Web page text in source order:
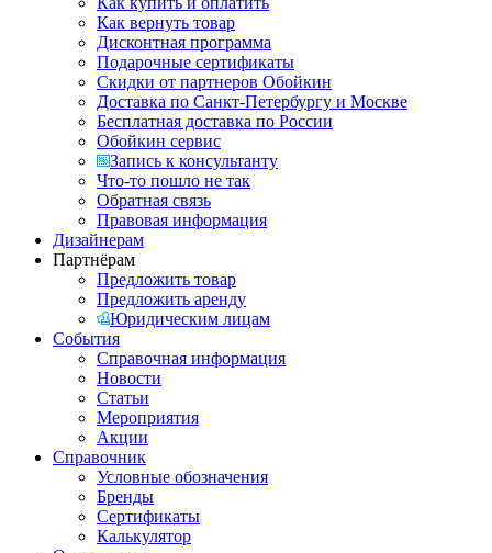
Как вернуть товар
Дисконтная программа
Подарочные сертификаты
Скидки от партнеров Обойкин
Доставка по Санкт-Петербургу и Москве
Бесплатная доставка по России
Обойкин сервис
Запись к консультанту
Что-то пошло не так
Обратная связь
Правовая информация
Дизайнерам
Партнёрам
Предложить товар
Предложить аренду
Юридическим лицам
События
Справочная информация
Новости
Статьи
Мероприятия
Акции
Справочник
Условные обозначения
Бренды
Сертификаты
Калькулятор